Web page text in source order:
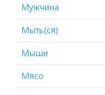
Мужчина
Мыть(ся)
Мыши
Мясо